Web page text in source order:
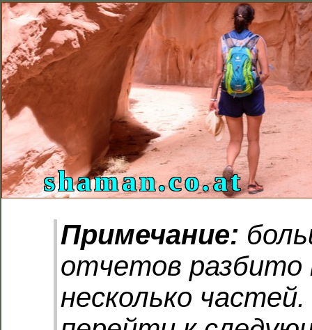
shaman.co.at
Примечание:
отчетов разбито
несколько